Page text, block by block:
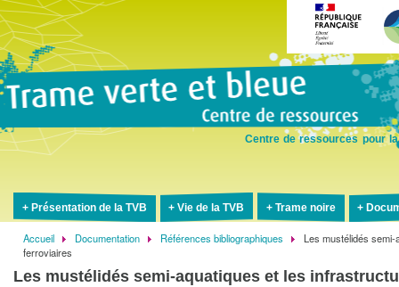
Centre de ressources pour
Présentation de la TVB Vie de la TVB Trame noire
Fil
d'Ariane
Accueil Documentation Références bibliographiques
Les mustélidés
ferroviaires
Les mustélidés semi-aquatiques et les